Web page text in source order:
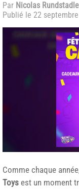
Par Nicolas
Publié le 22
Comme chaque
Toys est un moment